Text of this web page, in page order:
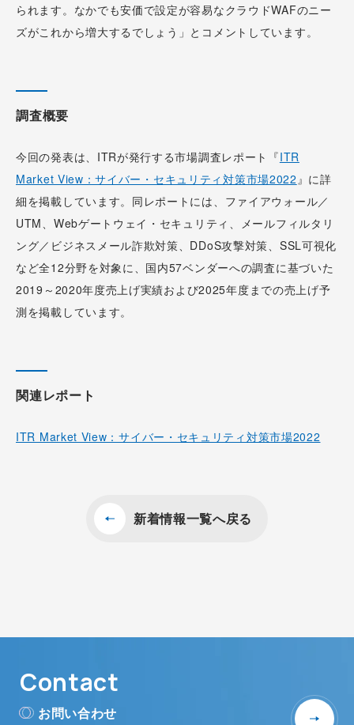
られます。なかでも安価で設定が容易なクラウドWAFのニー
ズがこれから増大するでしょう」とコメントしています。
調査概要
今回の発表は、ITRが発行する市場調査レポート『ITR
Market View：サイバー・セキュリティ対策市場2022 』に詳
細を掲載しています。同レポートには、ファイアウォール／
UTM、Webゲートウェイ・セキュリティ、メールフィルタリ
ング／ビジネスメール詐欺対策、DDoS攻撃対策、SSL可視化
など全12分野を対象に、国内57ベンダーへの調査に基づいた
2019～2020年度売上げ実績および2025年度までの売上げ予
測を掲載しています。
関連レポート
ITR Market View：サイバー・セキュリティ対策市場2022
新着情報一覧へ戻る
Contact
お問い合わせ